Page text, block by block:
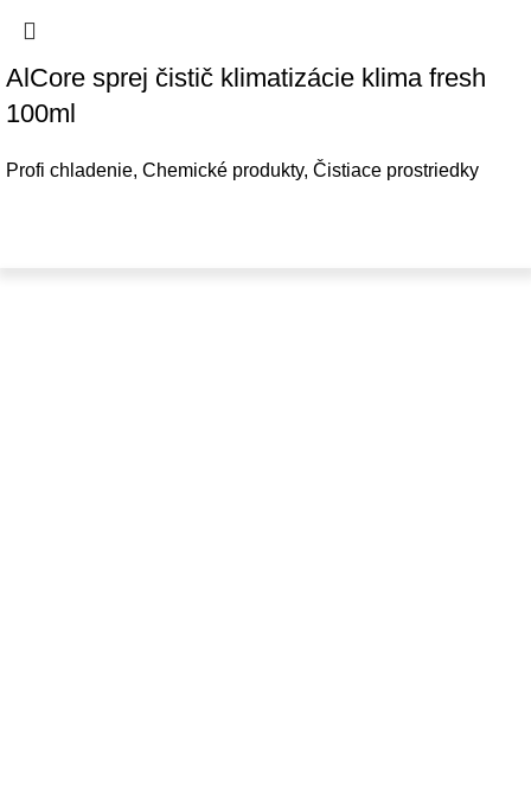
AlCore sprej čistič klimatizácie klima fresh
100ml
Profi chladenie, Chemické produkty, Čistiace prostriedky